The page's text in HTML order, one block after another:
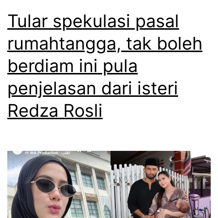
Tular spekulasi pasal
rumahtangga, tak boleh
berdiam ini pula
penjelasan dari isteri
Redza Rosli